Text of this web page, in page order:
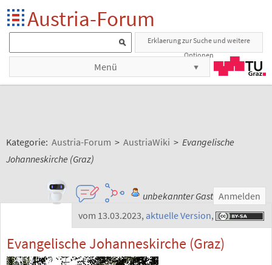
Austria-Forum
Erklaerung zur Suche und weitere
Optionen
Menü
Kategorie: Austria-Forum > AustriaWiki > Evangelische
Johanneskirche (Graz)
unbekannter Gast Anmelden
vom 13.03.2023, aktuelle Version,
Evangelische Johanneskirche (Graz)